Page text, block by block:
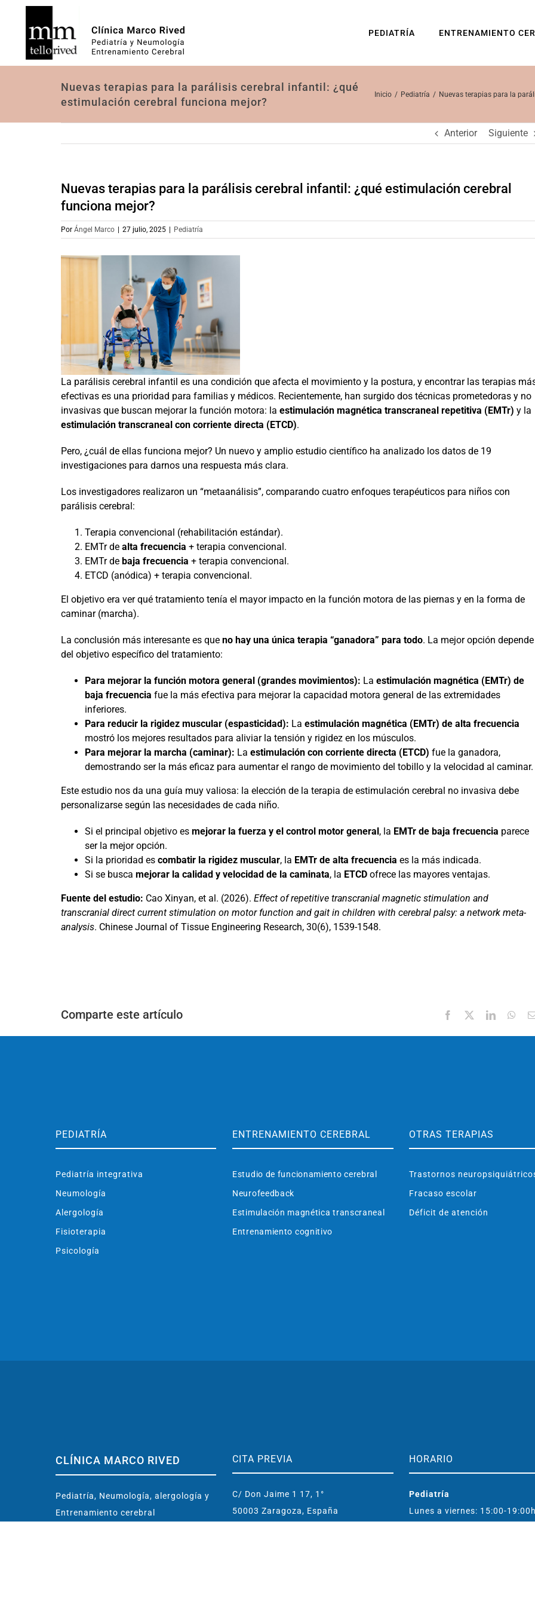
contenido
PEDIATRÍA ENTRENAMIENTO
Nuevas terapias para la parálisis cerebral infantil: ¿qué
estimulación cerebral funciona mejor?
Inicio Pediatría Nuevas terapias para la
Anterior Siguiente
Nuevas terapias para la parálisis cerebral infantil: ¿qué estimulación cerebral
funciona mejor?
Por Ángel Marco 27 julio, 2025 Pediatría
La parálisis cerebral infantil es una condición que afecta el movimiento y la postura, y encontrar las terapias
efectivas es una prioridad para familias y médicos. Recientemente, han surgido dos técnicas prometedoras y no
invasivas que buscan mejorar la función motora: la estimulación magnética transcraneal repetitiva (EMTr) y la
estimulación transcraneal con corriente directa (ETCD).
Pero, ¿cuál de ellas funciona mejor? Un nuevo y amplio estudio científico ha analizado los datos de 19
investigaciones para darnos una respuesta más clara.
Los investigadores realizaron un “metaanálisis”, comparando cuatro enfoques terapéuticos para niños con
parálisis cerebral:
Terapia convencional (rehabilitación estándar).
EMTr de alta frecuencia + terapia convencional.
EMTr de baja frecuencia + terapia convencional.
ETCD (anódica) + terapia convencional.
El objetivo era ver qué tratamiento tenía el mayor impacto en la función motora de las piernas y en la forma de
caminar (marcha).
La conclusión más interesante es que no hay una única terapia “ganadora” para todo. La mejor opción depende
del objetivo específico del tratamiento:
Para mejorar la función motora general (grandes movimientos): La estimulación magnética (EMTr) de
baja frecuencia fue la más efectiva para mejorar la capacidad motora general de las extremidades
inferiores.
Para reducir la rigidez muscular (espasticidad): La estimulación magnética (EMTr) de alta frecuencia
mostró los mejores resultados para aliviar la tensión y rigidez en los músculos.
Para mejorar la marcha (caminar): La estimulación con corriente directa (ETCD) fue la ganadora,
demostrando ser la más eficaz para aumentar el rango de movimiento del tobillo y la velocidad al caminar.
Este estudio nos da una guía muy valiosa: la elección de la terapia de estimulación cerebral no invasiva debe
personalizarse según las necesidades de cada niño.
Si el principal objetivo es mejorar la fuerza y el control motor general, la EMTr de baja frecuencia parece
ser la mejor opción.
Si la prioridad es combatir la rigidez muscular, la EMTr de alta frecuencia es la más indicada.
Si se busca mejorar la calidad y velocidad de la caminata, la ETCDofrece las mayores ventajas.
Fuente del estudio: Cao Xinyan, et al. (2026). Effect of repetitive transcranial magnetic stimulation and
transcranial direct current stimulation on motor function and gait in children with cerebral palsy: a network meta-
analysis. Chinese Journal of Tissue Engineering Research, 30(6), 1539-1548.
Comparte este artículo Facebook
X LinkedIn
PEDIATRÍA
Pediatría integrativa
Neumología
Alergología
Fisioterapia
Psicología
ENTRENAMIENTO CEREBRAL
Estudio de funcionamiento cerebral
Neurofeedback
Estimulación magnética transcraneal
Entrenamiento cognitivo
OTRAS TERAPIAS
Trastornos
Fracaso escolar
Déficit de atención
CLÍNICA MARCO RIVED
Pediatría, Neumología, alergología y
Entrenamiento cerebral
CITA PREVIA
C/ Don Jaime 1 17, 1°
50003 Zaragoza, España
HORARIO
Pediatría
Lunes a viernes: 15:00-